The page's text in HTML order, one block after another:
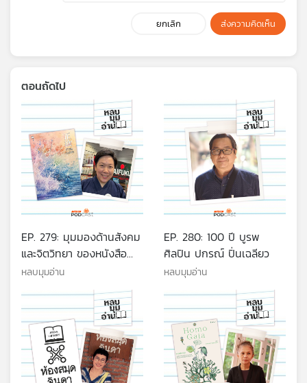
ยกเลิก ส่งความคิดเห็น
ตอนถัดไป
EP. 279: มุมมองด้านสังคม
และจิตวิทยา ของหนังสือ
แนวสืบสวนสอบสวนและ
หลบมุมอ่าน
EP. 280: 100 ปี บูรพ
ศิลปิน ปกรณ์ ปิ่นเฉลียว
หลบมุมอ่าน